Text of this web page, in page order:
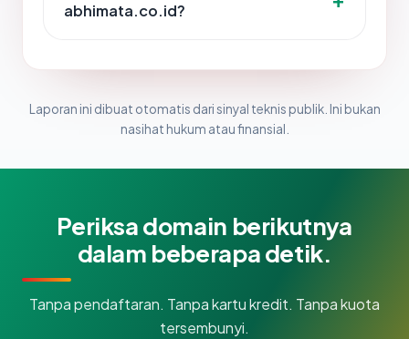
abhimata.co.id?
Laporan ini dibuat otomatis dari sinyal teknis publik. Ini bukan
nasihat hukum atau finansial.
Periksa domain berikutnya
dalam beberapa detik.
Tanpa pendaftaran. Tanpa kartu kredit. Tanpa kuota
tersembunyi.